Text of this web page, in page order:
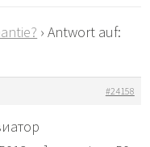
› Antwort auf:
#24158